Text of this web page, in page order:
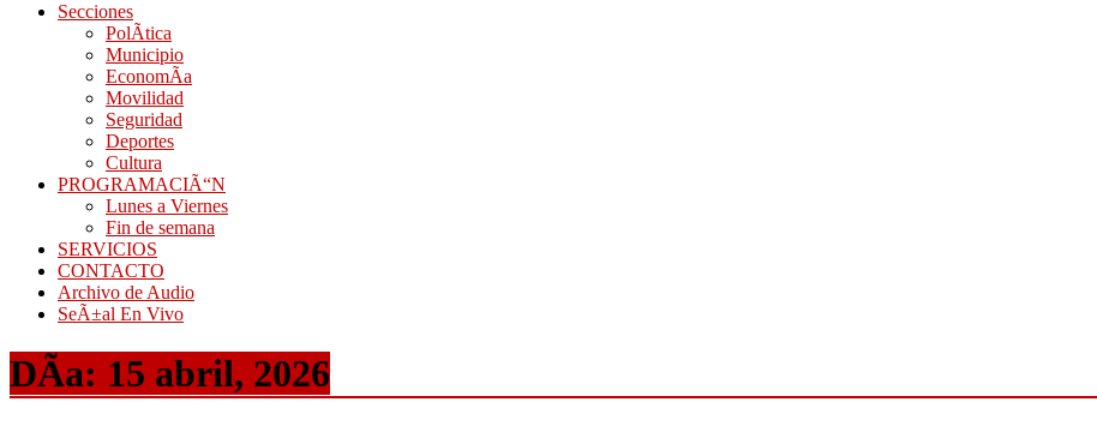
Secciones
PolÃ­tica
Municipio
EconomÃ­a
Movilidad
Seguridad
Deportes
Cultura
PROGRAMACIÃ“N
Lunes a Viernes
Fin de semana
SERVICIOS
CONTACTO
Archivo de Audio
SeÃ±al En Vivo
DÃ­a: 15 abril, 2026